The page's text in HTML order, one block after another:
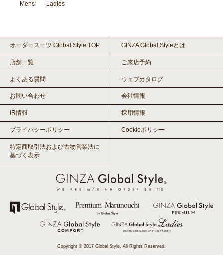
Mens Ladies
オーダースーツ Global Style TOP GINZA Global Styleとは
店舗一覧 ご来店予約
よくある質問 ウェブカタログ
お問い合わせ 会社情報
IR情報 採用情報
プライバシーポリシー Cookieポリシー
特定商取引法および古物営業法に
基づく表示
Copyright © 2017 Global Style. All Rights Reserved.